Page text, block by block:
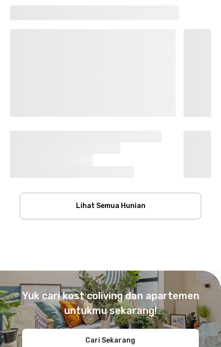
Lihat Semua Hunian
Yuk cari kost coliving dan apartemen
untukmu sekarang!
Cari Sekarang